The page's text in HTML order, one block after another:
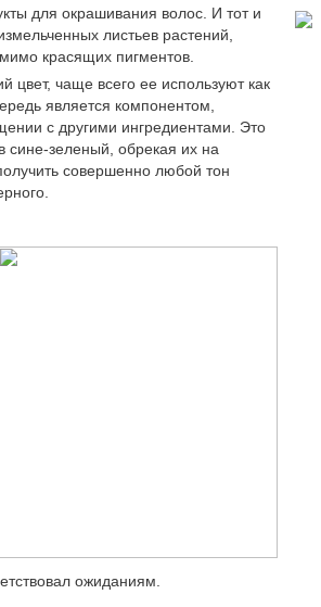
для окрашивания волос. И тот и
листьев растений,
красящих пигментов.
чаще всего ее используют как
является компонентом,
с другими ингредиентами. Это
сине-зеленый, обрекая их на
совершенно любой тон
ожиданиям.